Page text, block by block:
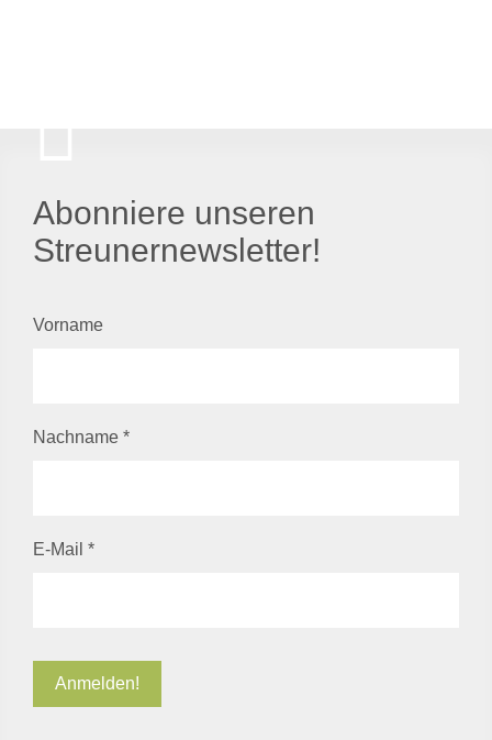
Abonniere unseren
Streunernewsletter!
Vorname
Nachname *
E-Mail *